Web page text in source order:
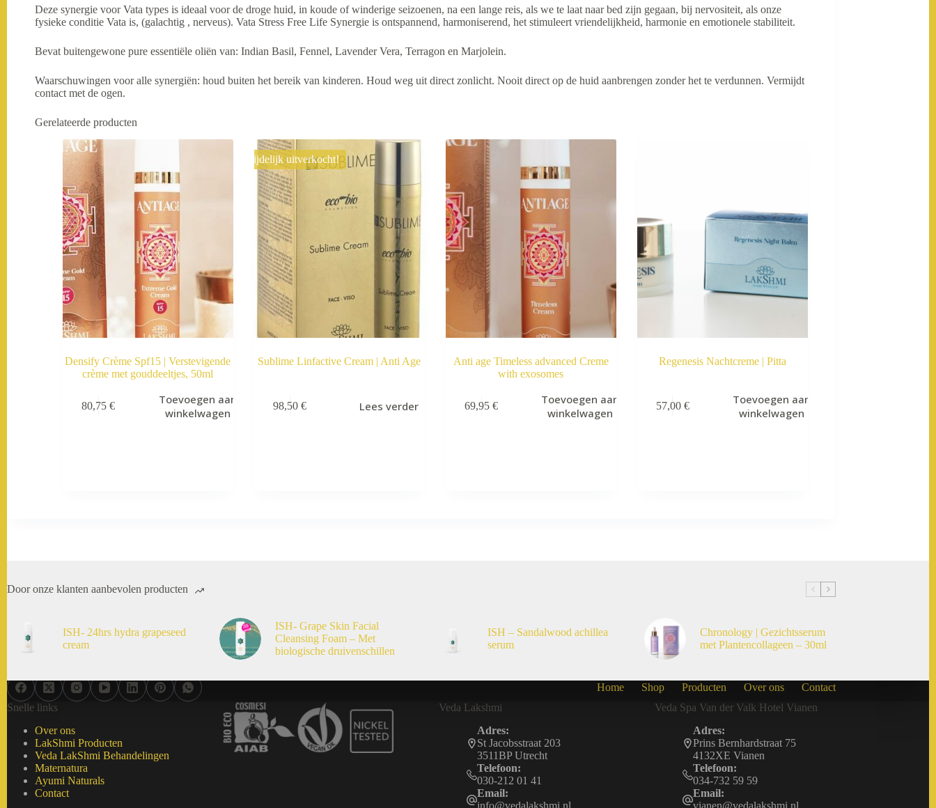
Deze synergie voor Vata types is ideaal voor de droge huid, in koude of winderige seizoenen, na een lange reis, als we te laat naar bed zijn gegaan, bij nervositeit, als onze
fysieke conditie Vata is, (galachtig , nerveus). Vata Stress Free Life Synergie is ontspannend, harmoniserend, het stimuleert vriendelijkheid, harmonie en emotionele stabiliteit.
Bevat buitengewone pure essentiële oliën van: Indian Basil, Fennel, Lavender Vera, Terragon en Marjolein.
Waarschuwingen voor alle synergiën: houd buiten het bereik van kinderen. Houd weg uit direct zonlicht. Nooit direct op de huid aanbrengen zonder het te verdunnen. Vermijdt
contact met de ogen.
Gerelateerde producten
Densify Crème Spf15 | Verstevigende
crème met gouddeeltjes, 50ml
80,75€
Toevoegen aan
winkelwagen
Tijdelijk uitverkocht!
Sublime Linfactive Cream | Anti Age
98,50€ Lees verder
Anti age Timeless advanced Creme
with exosomes
69,95 €
Toevoegen aan
winkelwagen
Regenesis Nachtcreme | Pitta
57,00 €
Toevoegen aan
winkelwagen
Door onze klanten aanbevolen producten
ISH- 24hrs hydra grapeseed
cream
ISH- Grape Skin Facial
Cleansing Foam – Met
biologische druivenschillen
ISH – Sandalwood achillea
serum
Chronology | Gezichtsserum
met Plantencollageen – 30ml
Home Shop Producten Over ons
Contact
Snelle links
Over ons
LakShmi Producten
Veda LakShmi Behandelingen
Maternatura
Ayumi Naturals
Contact
Veda Lakshmi
Adres:
St Jacobsstraat 203
3511BP Utrecht
Telefoon:
030-212 01 41
Email:
Veda Spa Van der Valk Hotel Vianen
Adres:
Prins Bernhardstraat 75
4132XE Vianen
Telefoon:
034-732 59 59
Email: